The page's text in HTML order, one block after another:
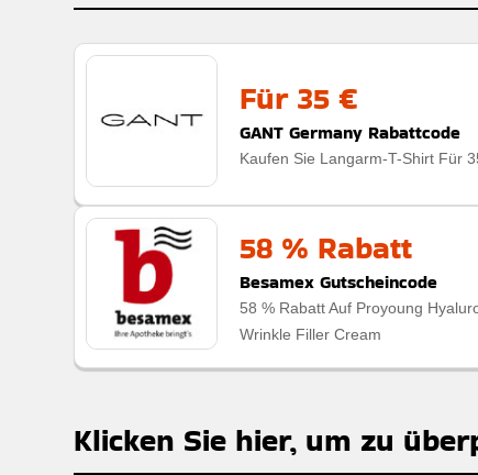
Für 35 €
GANT Germany Rabattcode
Kaufen Sie Langarm-T-Shirt Für
58 % Rabatt
Besamex Gutscheincode
58 % Rabatt Auf Proyoung
Wrinkle Filler Cream
Klicken Sie hier, um zu